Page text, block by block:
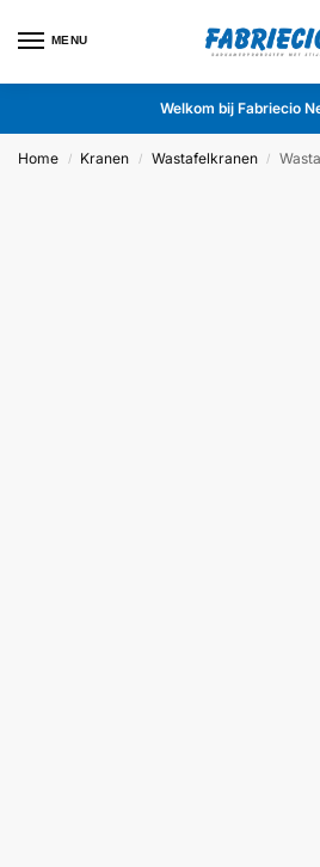
MENU
Welkom bij Fabriecio
Home / Kranen / Wastafelkranen /